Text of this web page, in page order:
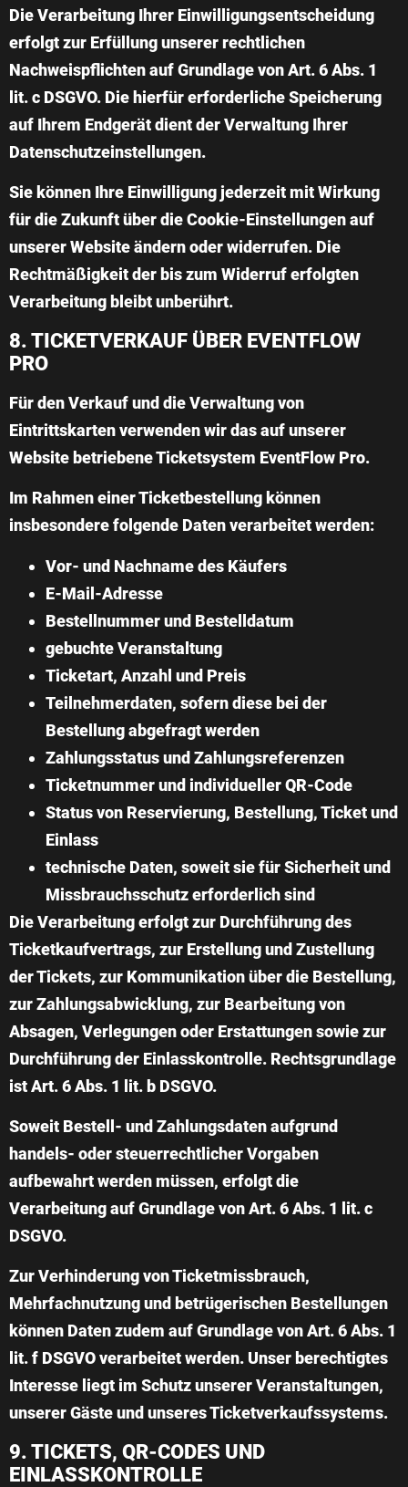
Die Verarbeitung Ihrer Einwilligungsentscheidung
erfolgt zur Erfüllung unserer rechtlichen
Nachweispflichten auf Grundlage von Art. 6 Abs. 1
lit. c DSGVO. Die hierfür erforderliche Speicherung
auf Ihrem Endgerät dient der Verwaltung Ihrer
Datenschutzeinstellungen.
Sie können Ihre Einwilligung jederzeit mit Wirkung
für die Zukunft über die Cookie-Einstellungen auf
unserer Website ändern oder widerrufen. Die
Rechtmäßigkeit der bis zum Widerruf erfolgten
Verarbeitung bleibt unberührt.
8. TICKETVERKAUF ÜBER EVENTFLOW
PRO
Für den Verkauf und die Verwaltung von
Eintrittskarten verwenden wir das auf unserer
Website betriebene Ticketsystem EventFlow Pro.
Im Rahmen einer Ticketbestellung können
insbesondere folgende Daten verarbeitet werden:
Vor- und Nachname des Käufers
E-Mail-Adresse
Bestellnummer und Bestelldatum
gebuchte Veranstaltung
Ticketart, Anzahl und Preis
Teilnehmerdaten, sofern diese bei der
Bestellung abgefragt werden
Zahlungsstatus und Zahlungsreferenzen
Ticketnummer und individueller QR-Code
Status von Reservierung, Bestellung, Ticket und
Einlass
technische Daten, soweit sie für Sicherheit und
Missbrauchsschutz erforderlich sind
Die Verarbeitung erfolgt zur Durchführung des
Ticketkaufvertrags, zur Erstellung und Zustellung
der Tickets, zur Kommunikation über die Bestellung,
zur Zahlungsabwicklung, zur Bearbeitung von
Absagen, Verlegungen oder Erstattungen sowie zur
Durchführung der Einlasskontrolle. Rechtsgrundlage
ist Art. 6 Abs. 1 lit. b DSGVO.
Soweit Bestell- und Zahlungsdaten aufgrund
handels- oder steuerrechtlicher Vorgaben
aufbewahrt werden müssen, erfolgt die
Verarbeitung auf Grundlage von Art. 6 Abs. 1 lit. c
DSGVO.
Zur Verhinderung von Ticketmissbrauch,
Mehrfachnutzung und betrügerischen Bestellungen
können Daten zudem auf Grundlage von Art. 6 Abs. 1
lit. f DSGVO verarbeitet werden. Unser berechtigtes
Interesse liegt im Schutz unserer Veranstaltungen,
unserer Gäste und unseres Ticketverkaufssystems.
9. TICKETS, QR-CODES UND
EINLASSKONTROLLE